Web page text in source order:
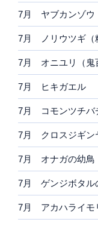
7月 ヤブカンゾウ
7月 ノリウツギ（
7月 オニユリ（鬼
7月 ヒキガエル
7月 コモンツチ
7月 クロスジギン
7月 オナガの幼鳥
7月 ゲンジボタル
7月 アカハライモ